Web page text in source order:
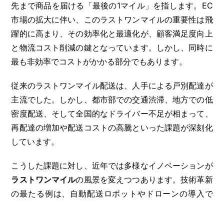
先まで商品を届ける「最後の1マイル」を指します。EC
市場の拡大に伴い、このラストワンマイルの重要性は飛
躍的に高まり、その効率化と最適化が、顧客満足度向上
と物流コスト削減の鍵となっています。しかし、同時に
最も非効率でコストがかかる部分でもあります。
従来のラストワンマイル配送は、人手による戸別配達が
主流でした。しかし、都市部での交通渋滞、地方での低
密度配送、そして全国的なドライバー不足が相まって、
再配達の増加や配送コストの高騰といった課題が深刻化
しています。
こうした課題に対し、近年では多様なイノベーションが
ラストワンマイルの風景を変えつつあります。技術革新
の最たる例は、自動配送ロボットやドローンの導入で